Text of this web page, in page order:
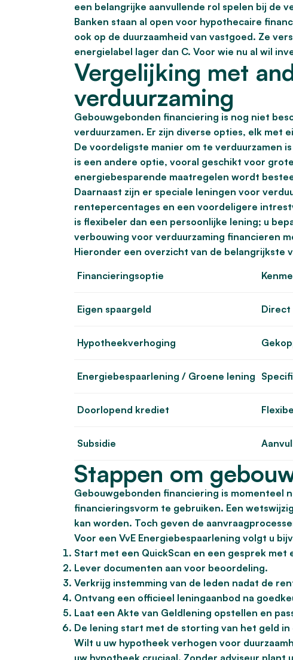
een belangrijke aanvullende rol spelen bij de
Banken staan al open voor hypothecaire
ook op de duurzaamheid van vastgoed. Ze
energielabel lager dan C. Voor wie nu al wil
Vergelijking met
verduurzaming
Gebouwgebonden financiering is nog niet
verduurzamen. Er zijn diverse opties, elk met
De voordeligste manier om te verduurzamen
is een andere optie, vooral geschikt voor
energiebesparende maatregelen wordt
Daarnaast zijn er speciale leningen voor
rentepercentages en een voordeligere
is flexibeler dan een persoonlijke lening; u
verbouwing voor verduurzaming financieren
Hieronder een overzicht van de belangrijkste
Financieringsoptie
Eigen spaargeld Direct
Hypotheekverhoging
Energiebespaarlening / Groene lening
Doorlopend krediet
Subsidie
Stappen om
Gebouwgebonden financiering is momenteel
financieringsvorm te gebruiken. Een
kan worden. Toch geven de
Voor een VvE Energiebespaarlening volgt u
Start met een QuickScan en een gesprek met
Lever documenten aan voor beoordeling.
Verkrijg instemming van de leden nadat de
Ontvang een officieel leningaanbod na
Laat een Akte van Geldlening opstellen en
De lening start met de storting van het geld
Wilt u uw hypotheek verhogen voor
uw hypotheek cruciaal. Zonder adviseur